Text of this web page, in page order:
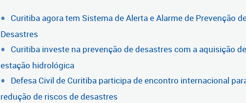
Curitiba agora tem Sistema de Alerta e Alarme de Prevenção
Desastres
Curitiba investe na prevenção de desastres com a aquisição de
estação hidrológica
Defesa Civil de Curitiba participa de encontro internacional
redução de riscos de desastres